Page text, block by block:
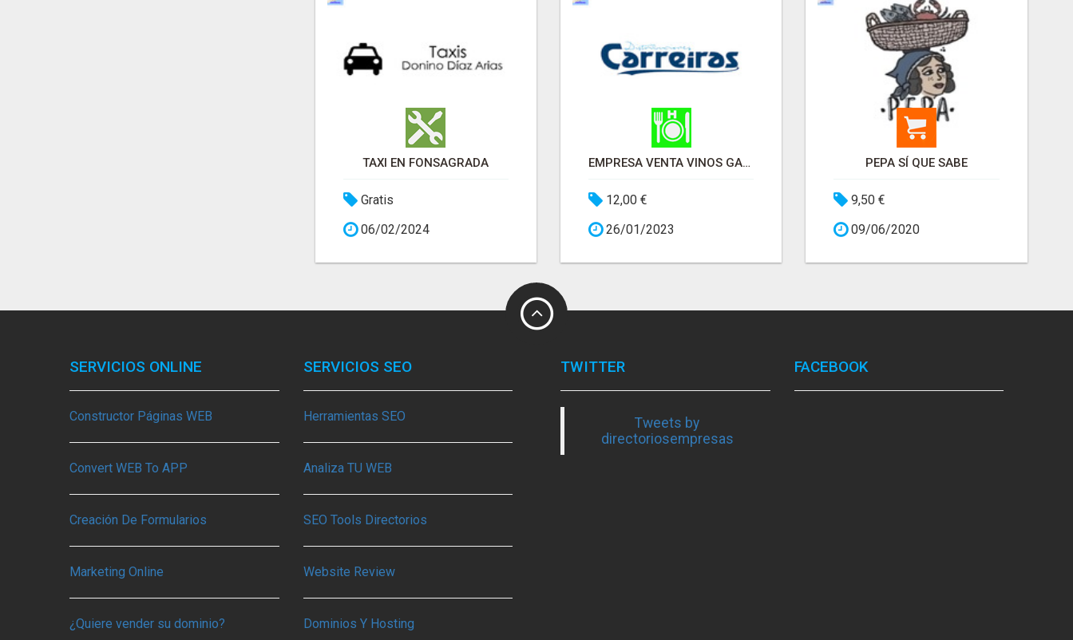
TAXI EN FONSAGRADA
Gratis
06/02/2024
EMPRESA VENTA VINOS GALLEGOS
12,00 €
26/01/2023
PEPA SÍ QUE SABE
9,50 €
09/06/2020
SERVICIOS ONLINE
Constructor Páginas WEB
Convert WEB To APP
Creación De Formularios
Marketing Online
¿Quiere vender su dominio?
SERVICIOS SEO
Herramientas SEO
Analiza TU WEB
SEO Tools Directorios
Website Review
Dominios Y Hosting
TWITTER
Tweets by
directoriosempresas
FACEBOOK